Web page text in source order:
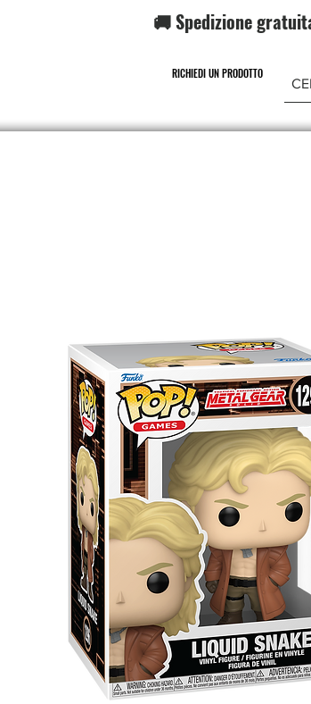
🚚 Spedizione
RICHIEDI UN PRODOTTO